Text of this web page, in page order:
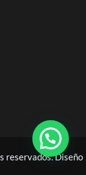
reservados. Diseño